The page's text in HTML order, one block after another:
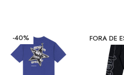
-40% FORA DE